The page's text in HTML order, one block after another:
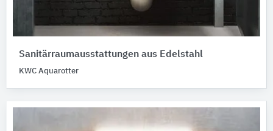
Sanitärraumausstattungen aus Edelstahl
KWC Aquarotter